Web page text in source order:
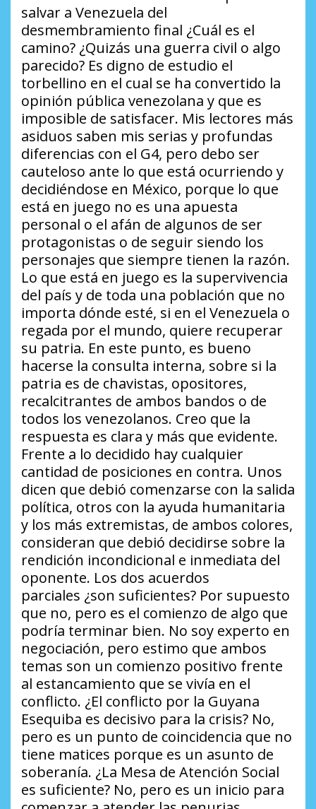
salvar a Venezuela del
desmembramiento final ¿Cuál es el
camino? ¿Quizás una guerra civil o algo
parecido? Es digno de estudio el
torbellino en el cual se ha convertido la
opinión pública venezolana y que es
imposible de satisfacer. Mis lectores más
asiduos saben mis serias y profundas
diferencias con el G4, pero debo ser
cauteloso ante lo que está ocurriendo y
decidiéndose en México, porque lo que
está en juego no es una apuesta
personal o el afán de algunos de ser
protagonistas o de seguir siendo los
personajes que siempre tienen la razón.
Lo que está en juego es la supervivencia
del país y de toda una población que no
importa dónde esté, si en el Venezuela o
regada por el mundo, quiere recuperar
su patria. En este punto, es bueno
hacerse la consulta interna, sobre si la
patria es de chavistas, opositores,
recalcitrantes de ambos bandos o de
todos los venezolanos. Creo que la
respuesta es clara y más que evidente.
Frente a lo decidido hay cualquier
cantidad de posiciones en contra. Unos
dicen que debió comenzarse con la salida
política, otros con la ayuda humanitaria
y los más extremistas, de ambos colores,
consideran que debió decidirse sobre la
rendición incondicional e inmediata del
oponente. Los dos acuerdos
parciales ¿son suficientes? Por supuesto
que no, pero es el comienzo de algo que
podría terminar bien. No soy experto en
negociación, pero estimo que ambos
temas son un comienzo positivo frente
al estancamiento que se vivía en el
conflicto. ¿El conflicto por la Guyana
Esequiba es decisivo para la crisis? No,
pero es un punto de coincidencia que no
tiene matices porque es un asunto de
soberanía. ¿La Mesa de Atención Social
es suficiente? No, pero es un inicio para